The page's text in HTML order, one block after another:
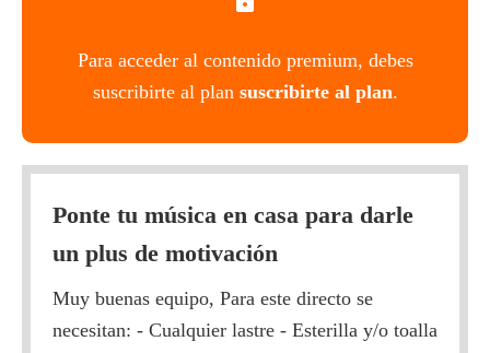
Para acceder al contenido premium, debes
suscribirte al plan suscribirte al plan.
Ponte tu música en casa para darle
un plus de motivación
Muy buenas equipo, Para este directo se
necesitan: - Cualquier lastre - Esterilla y/o toalla